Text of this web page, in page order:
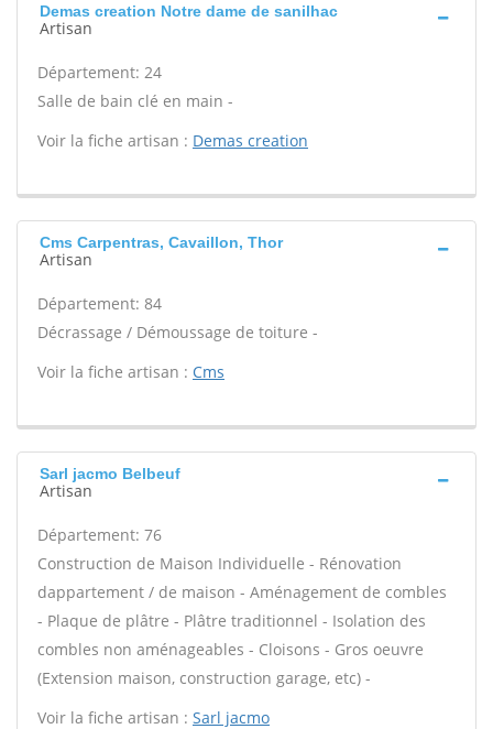
Demas creation Notre dame de sanilhac
Artisan
Département: 24
Salle de bain clé en main -
Voir la fiche artisan : Demas creation
Cms Carpentras, Cavaillon, Thor
Artisan
Département: 84
Décrassage / Démoussage de toiture -
Voir la fiche artisan : Cms
Sarl jacmo Belbeuf
Artisan
Département: 76
Construction de Maison Individuelle - Rénovation
dappartement / de maison - Aménagement de combles
- Plaque de plâtre - Plâtre traditionnel - Isolation des
combles non aménageables - Cloisons - Gros oeuvre
(Extension maison, construction garage, etc) -
Voir la fiche artisan : Sarl jacmo